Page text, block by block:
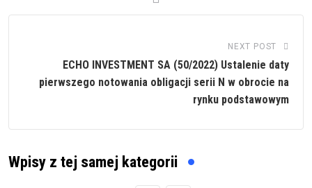
NEXT POST
ECHO INVESTMENT SA (50/2022) Ustalenie daty
pierwszego notowania obligacji serii N w obrocie na
rynku podstawowym
Wpisy z tej samej kategorii